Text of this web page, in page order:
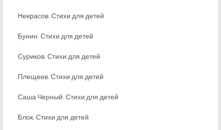
Некрасов. Стихи для детей
Бунин. Стихи для детей
Суриков. Стихи для детей
Плещеев. Стихи для детей
Саша Черный. Стихи для детей
Блок. Стихи для детей